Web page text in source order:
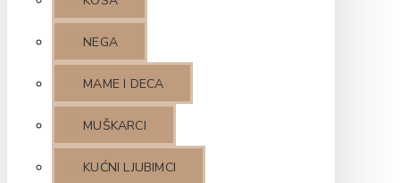
NEGA
MAME I DECA
MUŠKARCI
KUĆNI LJUBIMCI